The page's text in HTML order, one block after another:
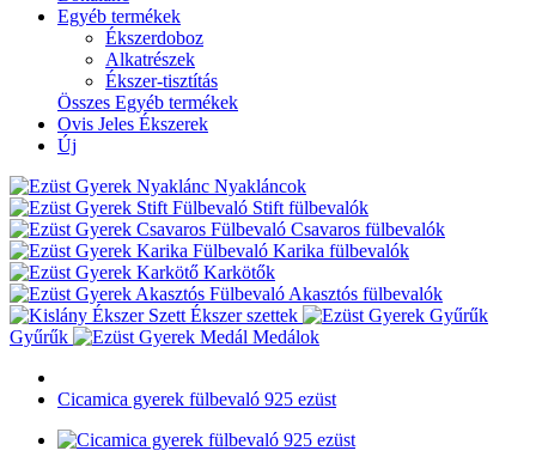
Egyéb termékek
Ékszerdoboz
Alkatrészek
Ékszer-tisztítás
Összes Egyéb termékek
Ovis Jeles Ékszerek
Új
Nyakláncok
Stift fülbevalók
Csavaros fülbevalók
Karika fülbevalók
Karkötők
Akasztós fülbevalók
Ékszer szettek
Gyűrűk
Medálok
Cicamica gyerek fülbevaló 925 ezüst